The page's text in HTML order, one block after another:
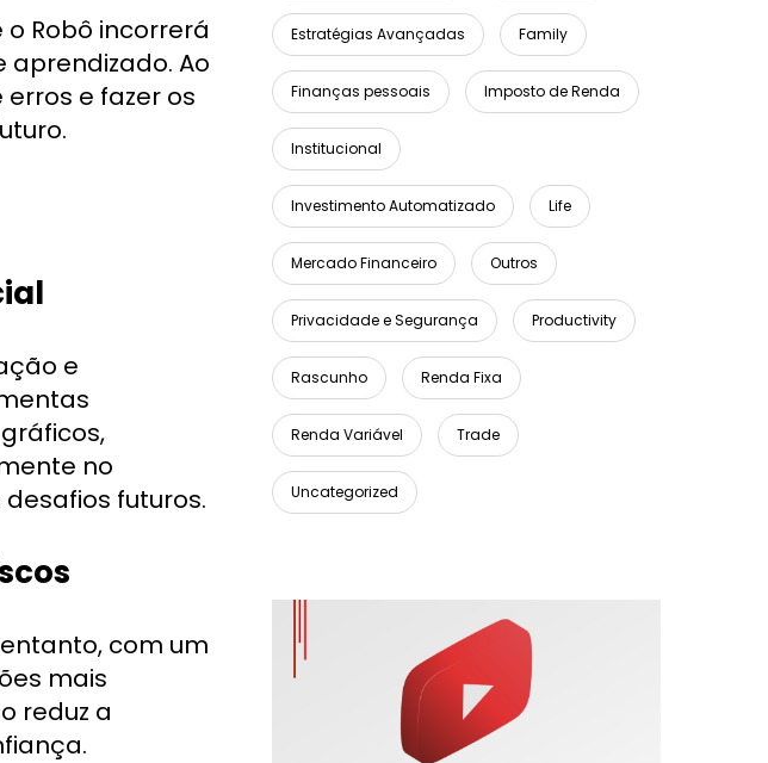
Robô incorrerá
Ao
e fazer os
e
no
futuros.
com um
mais
reduz a
Estratégias Avançadas Family
Finanças pessoais Imposto de Renda
Institucional
Investimento Automatizado Life
Mercado Financeiro Outros
Privacidade e Segurança Productivity
Rascunho Renda Fixa
Renda Variável Trade
Uncategorized